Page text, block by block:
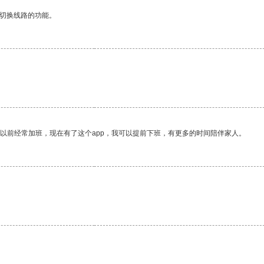
换线路的功能。
经常加班，现在有了这个app，我可以提前下班，有更多的时间陪伴家人。